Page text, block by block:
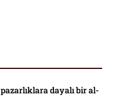
dayalı bir al-